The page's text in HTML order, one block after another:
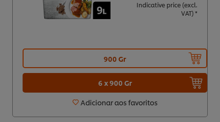
Indicative price (excl.
VAT) *
900 Gr
6 x 900 Gr
Adicionar aos favoritos